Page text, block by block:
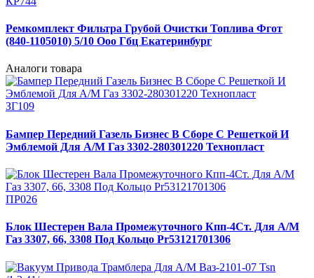
Ремкомплект Фильтра Грубой Очистки Топлива Фгот
(840-1105010) 5/10 Ооо Гбц Екатеринбург
Аналоги товара
ЗГ109
Бампер Передний Газель Бизнес В Сборе С Решеткой И
Эмблемой Для А/М Газ 3302-280301220 Технопласт
ПР026
Блок Шестерен Вала Промежуточного Кпп-4Ст. Для А/М
Газ 3307, 66, 3308 Под Кольцо Pr53121701306